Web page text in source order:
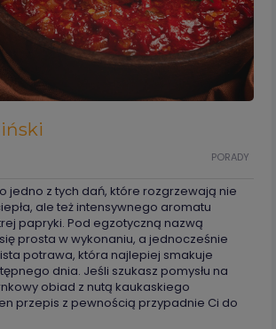
PORADY
jedno z tych dań, które rozgrzewają nie
ale też intensywnego aromatu
papryki. Pod egzotyczną nazwą
prosta w wykonaniu, a jednocześnie
potrawa, która najlepiej smakuje
dnia. Jeśli szukasz pomysłu na
obiad z nutą kaukaskiego
przepis z pewnością przypadnie Ci do